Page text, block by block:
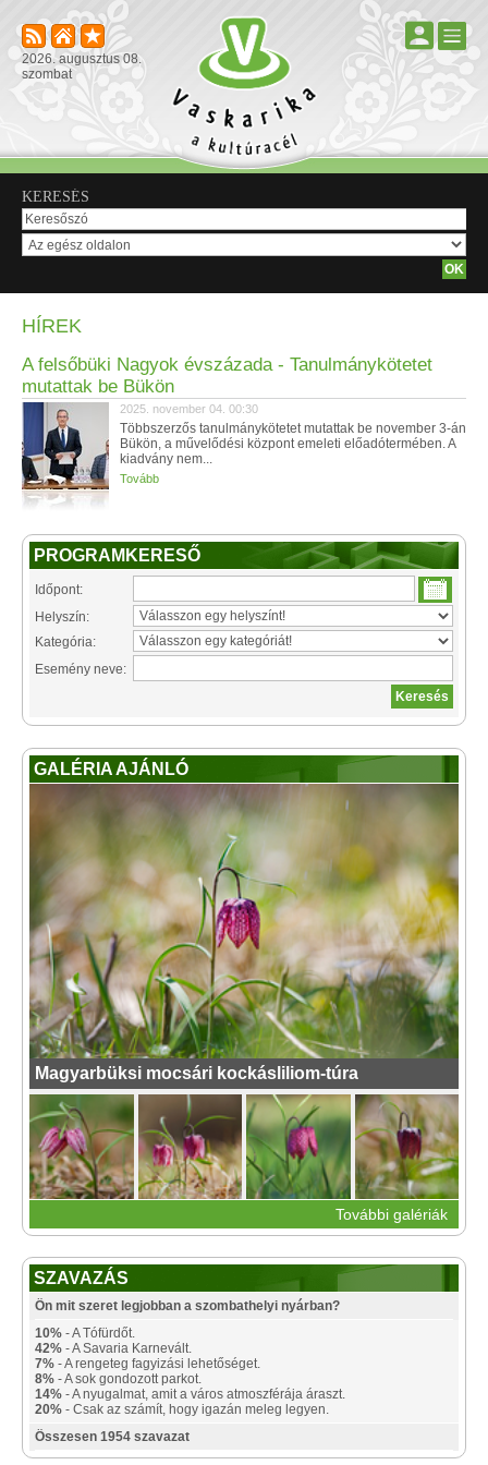
2026. augusztus 08.
szombat
KERESÉS
HÍREK
A felsőbüki Nagyok évszázada - Tanulmánykötetet
mutattak be Bükön
2025. november 04. 00:30
Többszerzős tanulmánykötetet mutattak be november 3-án
Bükön, a művelődési központ emeleti előadótermében. A
kiadvány nem...
Tovább
PROGRAMKERESŐ
Időpont:
Helyszín:
Kategória:
Esemény neve:
GALÉRIA AJÁNLÓ
Magyarbüksi mocsári kockásliliom-túra
További galériák
SZAVAZÁS
Ön mit szeret legjobban a szombathelyi nyárban?
10% - A Tófürdőt.
42% - A Savaria Karnevált.
7% - A rengeteg fagyizási lehetőséget.
8% - A sok gondozott parkot.
14% - A nyugalmat, amit a város atmoszférája áraszt.
20% - Csak az számít, hogy igazán meleg legyen.
Összesen 1954 szavazat